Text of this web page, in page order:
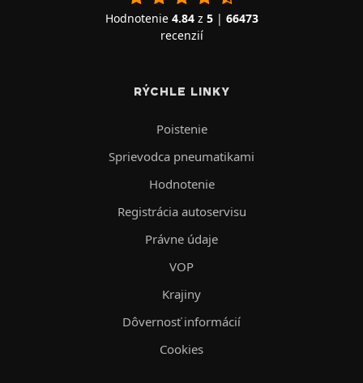
Hodnotenie 4.84z 5| 66473
recenzií
RÝCHLE LINKY
Poistenie
Sprievodca pneumatikami
Hodnotenie
Registrácia autoservisu
Právne údaje
VOP
Krajiny
Dôvernosť informácií
Cookies